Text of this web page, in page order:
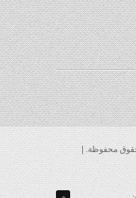
محفوظة. |